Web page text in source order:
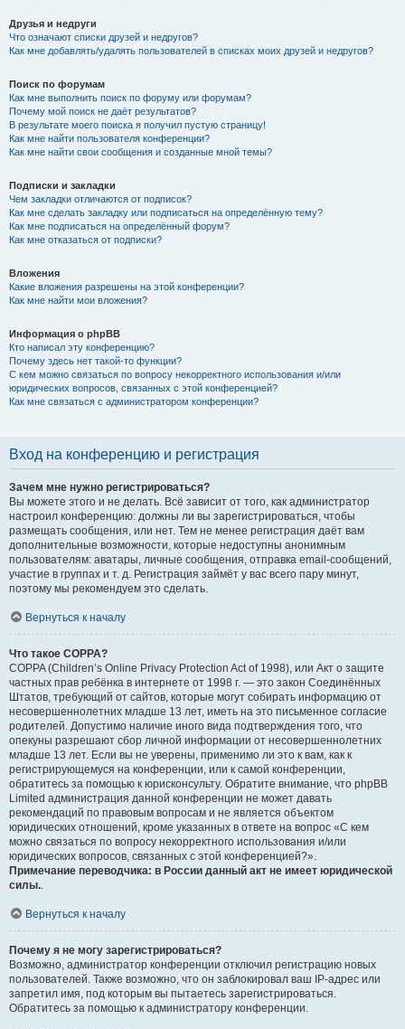
Друзья и недруги
Что означают списки друзей и недругов?
Как мне добавлять/удалять пользователей в списках моих друзей и недругов?
Поиск по форумам
Как мне выполнить поиск по форуму или форумам?
Почему мой поиск не даёт результатов?
В результате моего поиска я получил пустую страницу!
Как мне найти пользователя конференции?
Как мне найти свои сообщения и созданные мной темы?
Подписки и закладки
Чем закладки отличаются от подписок?
Как мне сделать закладку или подписаться на определённую тему?
Как мне подписаться на определённый форум?
Как мне отказаться от подписки?
Вложения
Какие вложения разрешены на этой конференции?
Как мне найти мои вложения?
Информация о phpBB
Кто написал эту конференцию?
Почему здесь нет такой-то функции?
С кем можно связаться по вопросу некорректного использования и/или
юридических вопросов, связанных с этой конференцией?
Как мне связаться с администратором конференции?
Вход на конференцию и регистрация
Зачем мне нужно регистрироваться?
Вы можете этого и не делать. Всё зависит от того, как администратор
настроил конференцию: должны ли вы зарегистрироваться, чтобы
размещать сообщения, или нет. Тем не менее регистрация даёт вам
дополнительные возможности, которые недоступны анонимным
пользователям: аватары, личные сообщения, отправка email-сообщений,
участие в группах и т. д. Регистрация займёт у вас всего пару минут,
поэтому мы рекомендуем это сделать.
Вернуться к началу
Что такое COPPA?
COPPA (Children’s Online Privacy Protection Act of 1998), или Акт о защите
частных прав ребёнка в интернете от 1998 г. — это закон Соединённых
Штатов, требующий от сайтов, которые могут собирать информацию от
несовершеннолетних младше 13 лет, иметь на это письменное согласие
родителей. Допустимо наличие иного вида подтверждения того, что
опекуны разрешают сбор личной информации от несовершеннолетних
младше 13 лет. Если вы не уверены, применимо ли это к вам, как к
регистрирующемуся на конференции, или к самой конференции,
обратитесь за помощью к юрисконсульту. Обратите внимание, что phpBB
Limited администрация данной конференции не может давать
рекомендаций по правовым вопросам и не является объектом
юридических отношений, кроме указанных в ответе на вопрос «С кем
можно связаться по вопросу некорректного использования и/или
юридических вопросов, связанных с этой конференцией?».
Примечание переводчика: в России данный акт не имеет юридической
силы..
Вернуться к началу
Почему я не могу зарегистрироваться?
Возможно, администратор конференции отключил регистрацию новых
пользователей. Также возможно, что он заблокировал ваш IP-адрес или
запретил имя, под которым вы пытаетесь зарегистрироваться.
Обратитесь за помощью к администратору конференции.